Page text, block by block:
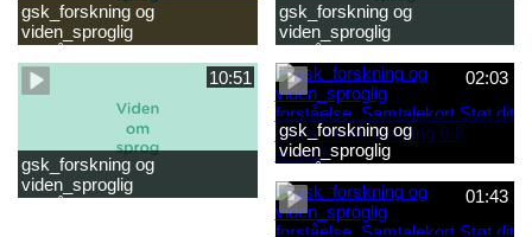
gsk_forskning og
viden_sproglig
forståelse_Snak med dit barn
2-6 år.mp4
gsk_forskning og
viden_sproglig
forståelse_Snak med din
baby 0-6 mdr.mp4
10:51
gsk_forskning og
viden_sproglig
forståelse_Barnets sproglige
02:03
gsk_forskning og
viden_sproglig
forståelse_Samtalekort Støt
dit barns første læsning 6-8
år.mp3
01:43